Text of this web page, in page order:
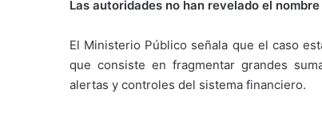
Las autoridades no han revelado el
El Ministerio Público señala que el caso
que consiste en fragmentar grandes
alertas y controles del sistema financiero.